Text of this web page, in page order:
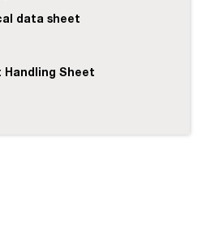
data sheet
Handling Sheet